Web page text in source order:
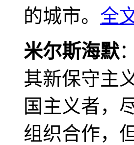
的城市。 全
米尔斯海默
其新保守主
国主义者，
组织合作，